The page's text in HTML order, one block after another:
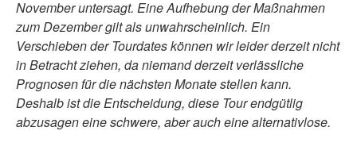
November untersagt. Eine Aufhebung der Maßnahmen
zum Dezember gilt als unwahrscheinlich. Ein
Verschieben der Tourdates können wir leider derzeit nicht
in Betracht ziehen, da niemand derzeit verlässliche
Prognosen für die nächsten Monate stellen kann.
Deshalb ist die Entscheidung, diese Tour endgütlig
abzusagen eine schwere, aber auch eine alternativlose.